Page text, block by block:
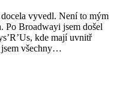
vyvedl. Není to mým
Po Broadwayi jsem došel
kde mají uvnitř
jsem všechny…